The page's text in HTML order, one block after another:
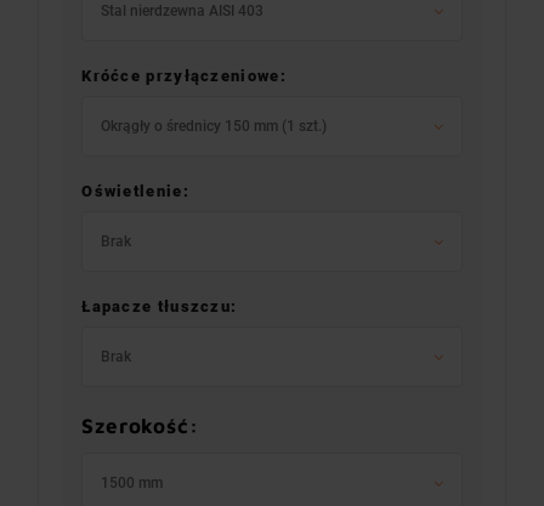
Stal nierdzewna AISI 403
Króćce przyłączeniowe:
Okrągły o średnicy 150 mm (1 szt.)
Oświetlenie:
Brak
Łapacze tłuszczu:
Brak
Szerokość:
1500 mm